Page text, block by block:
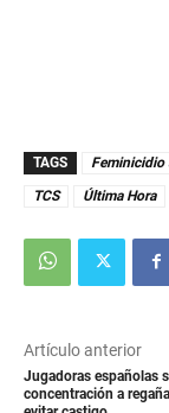
TAGS Feminicidio
TCS
Última Hora
Artículo anterior
Jugadoras españolas
concentración a